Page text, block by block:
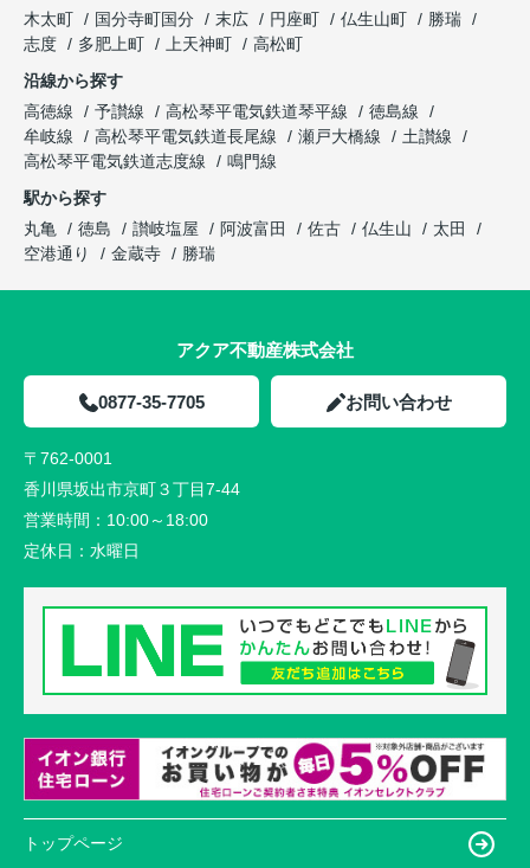
木太町
国分寺町国分 末広 円座町 仏生山町
勝瑞
志度
多肥上町 上天神町
高松町
沿線から探す
高徳線
予讃線 高松琴平電気鉄道琴平線
徳島線
牟岐線
高松琴平電気鉄道長尾線 瀬戸大橋線
土讃線
高松琴平電気鉄道志度線
鳴門線
駅から探す
丸亀
徳島 讃岐塩屋 阿波富田 佐古 仏生山
太田
空港通り
金蔵寺 勝瑞
アクア不動産株式会社
0877-35-7705 お問い合わせ
〒762-0001
香川県坂出市京町３丁目7-44
営業時間： 10:00～18:00
定休日： 水曜日
トップページ